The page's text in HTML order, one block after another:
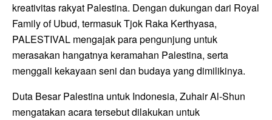
kreativitas rakyat Palestina. Dengan dukungan dari Royal
Family of Ubud, termasuk Tjok Raka Kerthyasa,
PALESTIVAL mengajak para pengunjung untuk
merasakan hangatnya keramahan Palestina, serta
menggali kekayaan seni dan budaya yang dimilikinya.
Duta Besar Palestina untuk Indonesia, Zuhair Al-Shun
mengatakan acara tersebut dilakukan untuk